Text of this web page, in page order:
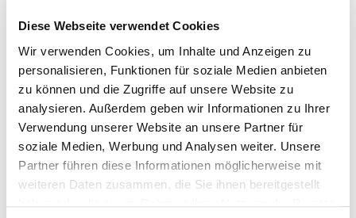
Diese Webseite verwendet Cookies
Wir verwenden Cookies, um Inhalte und Anzeigen zu
personalisieren, Funktionen für soziale Medien anbieten
zu können und die Zugriffe auf unsere Website zu
analysieren. Außerdem geben wir Informationen zu Ihrer
Verwendung unserer Website an unsere Partner für
soziale Medien, Werbung und Analysen weiter. Unsere
Partner führen diese Informationen möglicherweise mit
weiteren Daten zusammen, die Sie ihnen bereitgestellt
maximus
Integrated electrostatic particle filter
Feed grate ensures the seamless fireing of the
fuel
Power ratings: 149, 201, 250, 299 kW